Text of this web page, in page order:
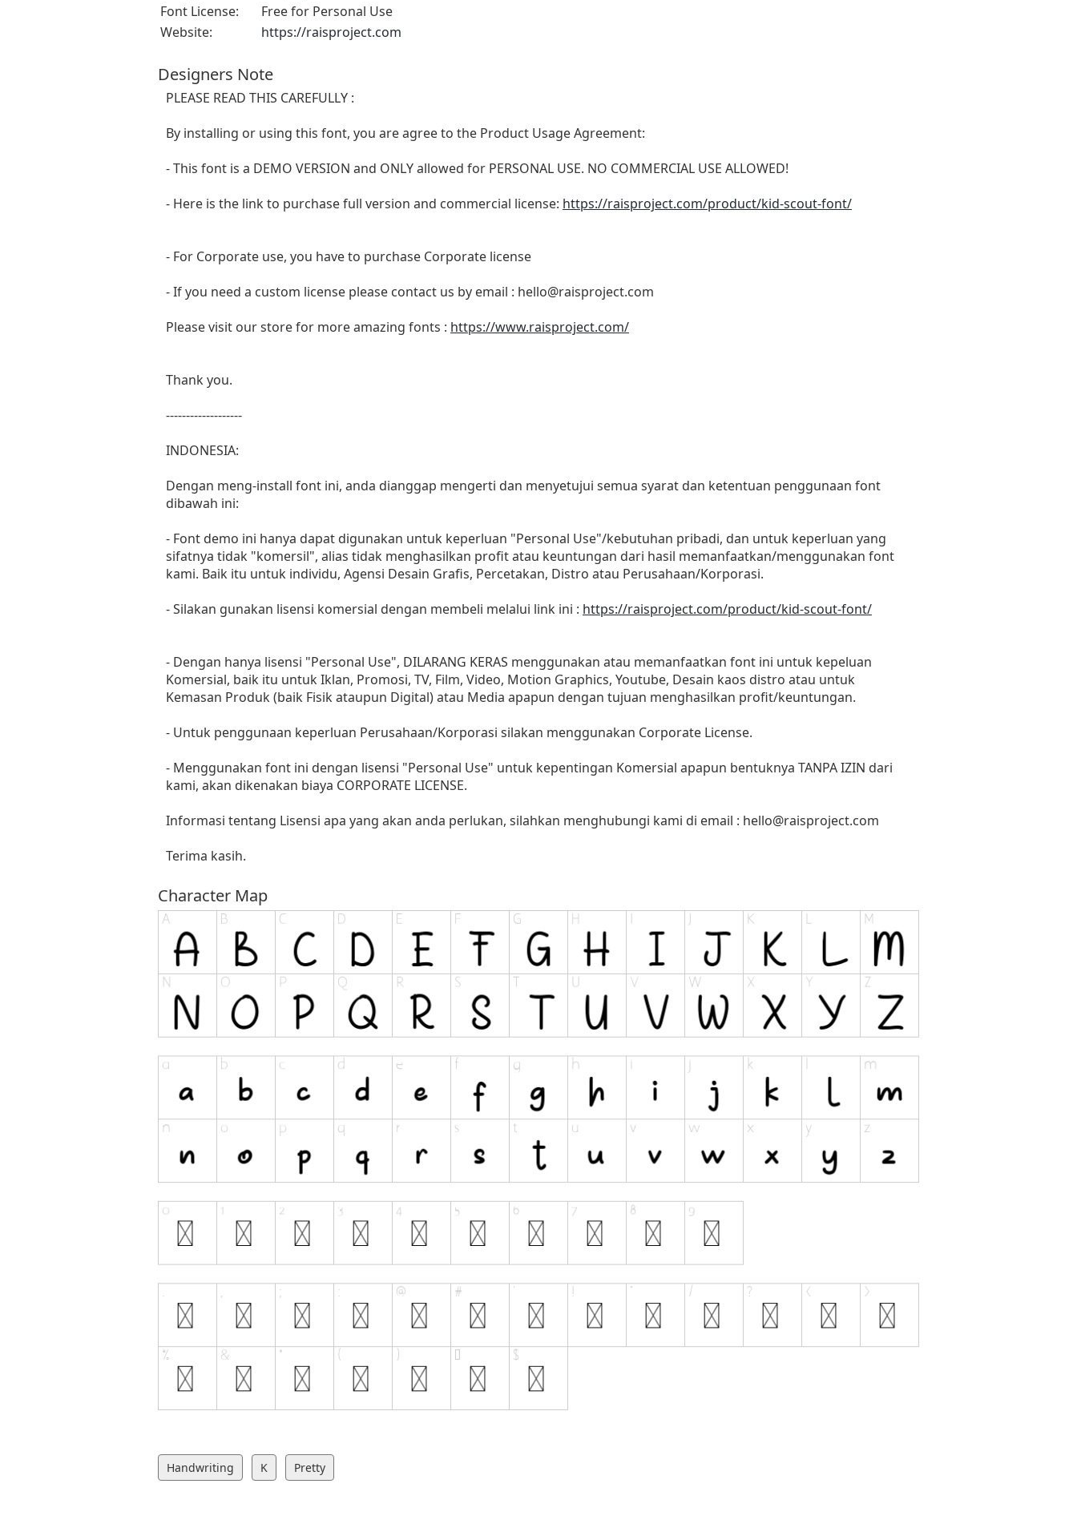
Font License:
Free for Personal Use
Website:
https://raisproject.com
Designers Note
PLEASE READ THIS CAREFULLY :
By installing or using this font, you are agree to the Product Usage Agreement:
- This font is a DEMO VERSION and ONLY allowed for PERSONAL USE. NO COMMERCIAL USE ALLOWED!
- Here is the link to purchase full version and commercial license: https://raisproject.com/product/kid-scout-font/
- For Corporate use, you have to purchase Corporate license
- If you need a custom license please contact us by email : hello@raisproject.com
Please visit our store for more amazing fonts : https://www.raisproject.com/
Thank you.
-------------------
INDONESIA:
Dengan meng-install font ini, anda dianggap mengerti dan menyetujui semua syarat dan ketentuan penggunaan font
dibawah ini:
- Font demo ini hanya dapat digunakan untuk keperluan "Personal Use"/kebutuhan pribadi, dan untuk keperluan yang
sifatnya tidak "komersil", alias tidak menghasilkan profit atau keuntungan dari hasil memanfaatkan/menggunakan font
kami. Baik itu untuk individu, Agensi Desain Grafis, Percetakan, Distro atau Perusahaan/Korporasi.
- Silakan gunakan lisensi komersial dengan membeli melalui link ini : https://raisproject.com/product/kid-scout-font/
- Dengan hanya lisensi "Personal Use", DILARANG KERAS menggunakan atau memanfaatkan font ini untuk kepeluan
Komersial, baik itu untuk Iklan, Promosi, TV, Film, Video, Motion Graphics, Youtube, Desain kaos distro atau untuk
Kemasan Produk (baik Fisik ataupun Digital) atau Media apapun dengan tujuan menghasilkan profit/keuntungan.
- Untuk penggunaan keperluan Perusahaan/Korporasi silakan menggunakan Corporate License.
- Menggunakan font ini dengan lisensi "Personal Use" untuk kepentingan Komersial apapun bentuknya TANPA IZIN dari
kami, akan dikenakan biaya CORPORATE LICENSE.
Informasi tentang Lisensi apa yang akan anda perlukan, silahkan menghubungi kami di email : hello@raisproject.com
Terima kasih.
Character Map
Handwriting K Pretty